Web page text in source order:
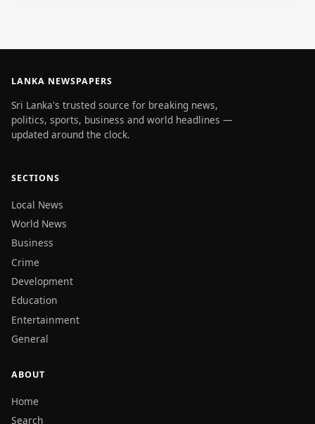
LANKA NEWSPAPERS
Sri Lanka's trusted source for breaking news,
politics, sports, business and world headlines —
updated around the clock.
SECTIONS
Local News
World News
Business
Crime
Development
Education
Entertainment
General
ABOUT
Home
Search